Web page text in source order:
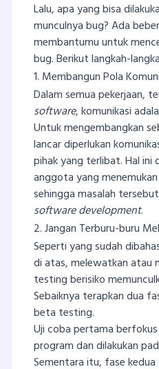
Lalu, apa yang bisa
munculnya bug? Ada
membantumu untuk
bug. Berikut langkah-
1. Membangun Pola
Dalam semua pekerjaan,
software, komunikasi
Untuk mengembangkan
lancar diperlukan
pihak yang terlibat. Hal ini
anggota yang
sehingga masalah
software development.
2. Jangan Terburu-buru
Seperti yang sudah
di atas, melewatkan atau
testing berisiko
Sebaiknya terapkan dua
beta testing.
Uji coba pertama
program dan dilakukan
Sementara itu, fase